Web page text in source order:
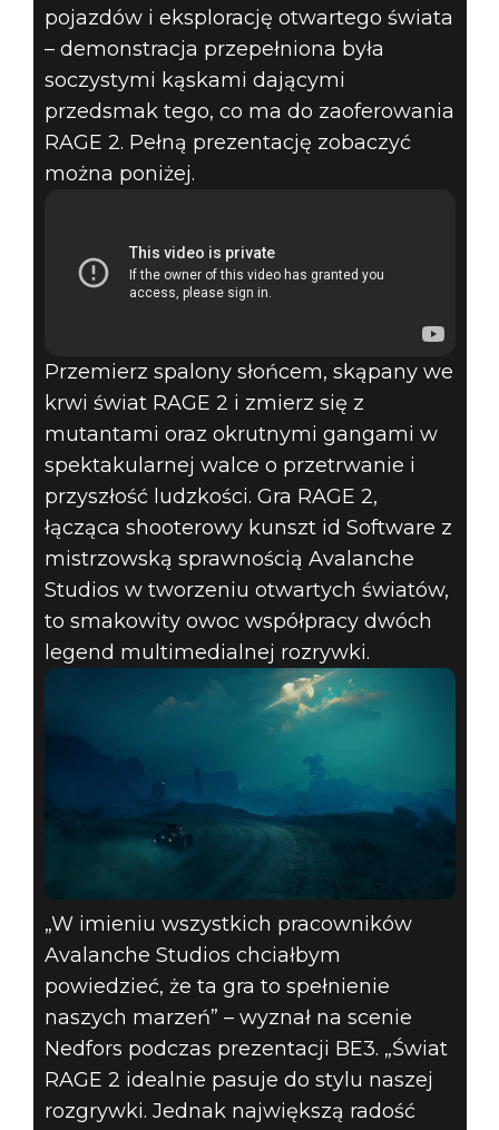
pojazdów i eksplorację otwartego świata
– demonstracja przepełniona była
soczystymi kąskami dającymi
przedsmak tego, co ma do zaoferowania
RAGE 2. Pełną prezentację zobaczyć
można poniżej.
Przemierz spalony słońcem, skąpany we
krwi świat RAGE 2 i zmierz się z
mutantami oraz okrutnymi gangami w
spektakularnej walce o przetrwanie i
przyszłość ludzkości. Gra RAGE 2,
łącząca shooterowy kunszt id Software z
mistrzowską sprawnością Avalanche
Studios w tworzeniu otwartych światów,
to smakowity owoc współpracy dwóch
legend multimedialnej rozrywki.
„W imieniu wszystkich pracowników
Avalanche Studios chciałbym
powiedzieć, że ta gra to spełnienie
naszych marzeń” – wyznał na scenie
Nedfors podczas prezentacji BE3. „Świat
RAGE 2 idealnie pasuje do stylu naszej
rozgrywki. Jednak największą radość